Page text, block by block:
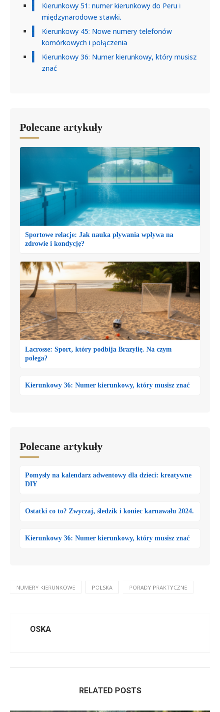
Kierunkowy 51: numer kierunkowy do Peru i
międzynarodowe stawki.
Kierunkowy 45: Nowe numery telefonów
komórkowych i połączenia
Kierunkowy 36: Numer kierunkowy, który musisz
znać
Polecane artykuły
Sportowe relacje: Jak nauka pływania wpływa na
zdrowie i kondycję?
Lacrosse: Sport, który podbija Brazylię. Na czym
polega?
Kierunkowy 36: Numer kierunkowy, który musisz znać
Polecane artykuły
Pomysły na kalendarz adwentowy dla dzieci: kreatywne
DIY
Ostatki co to? Zwyczaj, śledzik i koniec karnawału 2024.
Kierunkowy 36: Numer kierunkowy, który musisz znać
NUMERY KIERUNKOWE POLSKA PORADY PRAKTYCZNE
OSKA
RELATED POSTS